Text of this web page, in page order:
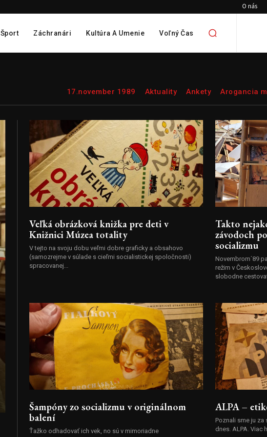
O nás
Šport Záchranári Kultúra A Umenie Voľný Čas
17.november 1989 Aktuality Ankety Arogancia
Veľká obrázková knižka pre deti v
Knižnici Múzea totality
V tejto na svoju dobu veľmi dobre graficky a obsahovo
(samozrejme v súlade s cieľmi socialistickej spoločnosti)
spracovanej...
Takto
závodoch
socializmu
Novembrom´89
režim v
slobodne
Šampóny zo socializmu v originálnom
balení
Ťažko odhadovať ich vek, no sú v mimoriadne
ALPA –
Poznali sme ju